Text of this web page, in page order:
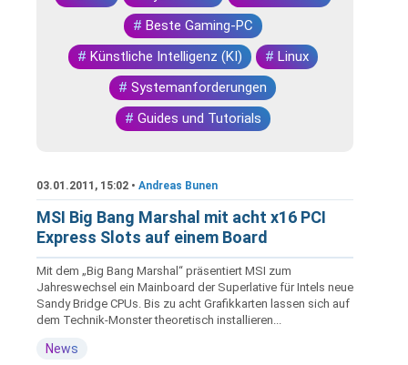
# Beste Gaming-PC
# Künstliche Intelligenz (KI) # Linux
# Systemanforderungen
# Guides und Tutorials
03.01.2011, 15:02 • Andreas Bunen
MSI Big Bang Marshal mit acht x16 PCI
Express Slots auf einem Board
Mit dem „Big Bang Marshal“ präsentiert MSI zum
Jahreswechsel ein Mainboard der Superlative für Intels neue
Sandy Bridge CPUs. Bis zu acht Grafikkarten lassen sich auf
dem Technik-Monster theoretisch installieren...
News